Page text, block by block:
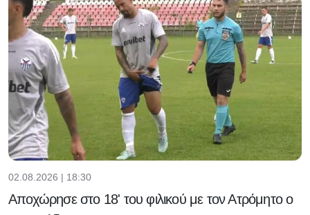
02.08.2026 | 18:30
Αποχώρησε στο 18' του φιλικού με τον Ατρόμητο ο